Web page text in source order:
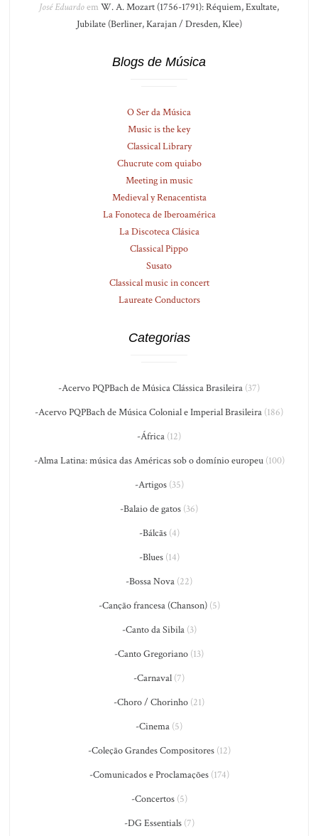
José Eduardoem W. A. Mozart (1756-1791): Réquiem, Exultate,
Jubilate (Berliner, Karajan / Dresden, Klee)
Blogs de Música
O Ser da Música
Music is the key
Classical Library
Chucrute com quiabo
Meeting in music
Medieval y Renacentista
La Fonoteca de Iberoamérica
La Discoteca Clásica
Classical Pippo
Susato
Classical music in concert
Laureate Conductors
Categorias
-Acervo PQPBach de Música Clássica Brasileira (37)
-Acervo PQPBach de Música Colonial e Imperial Brasileira (186)
-África (12)
-Alma Latina: música das Américas sob o domínio europeu(100)
-Artigos(35)
-Balaio de gatos (36)
-Bálcãs(4)
-Blues(14)
-Bossa Nova (22)
-Canção francesa (Chanson)(5)
-Canto da Sibila(3)
-Canto Gregoriano (13)
-Carnaval (7)
-Choro / Chorinho (21)
-Cinema (5)
-Coleção Grandes Compositores(12)
-Comunicados e Proclamações(174)
-Concertos(5)
-DG Essentials(7)